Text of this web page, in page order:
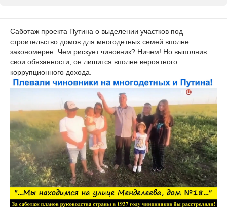
Саботаж проекта Путина о выделении участков под
строительство домов для многодетных семей вполне
закономерен. Чем рискует чиновник? Ничем! Но выполнив
свои обязанности, он лишится вполне вероятного
коррупционного дохода.